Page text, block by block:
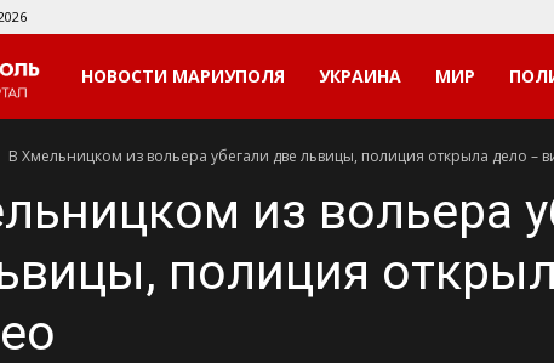
Мой
Мариуполь
НОВОСТИ МАРИУПОЛЯ УКРАИНА МИР
В Хмельницком из вольера убегали две львицы, полиция открыла дело –
из вольера
полиция